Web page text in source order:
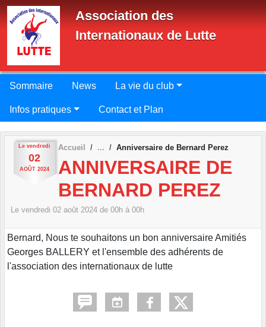
Association des
Internationaux de Lutte
Sommaire News La vie du club
Infos pratiques Contact et Plan
Le vendredi
02
AOÛT 2024
Accueil Anniversaire de Bernard Perez
ANNIVERSAIRE DE
BERNARD PEREZ
Le vendredi 02 août 2024 de 00h à 00h
Bernard, Nous te souhaitons un bon anniversaire Amitiés
Georges BALLERY et l'ensemble des adhérents de
l'association des internationaux de lutte
Panneau de gestion des cookies